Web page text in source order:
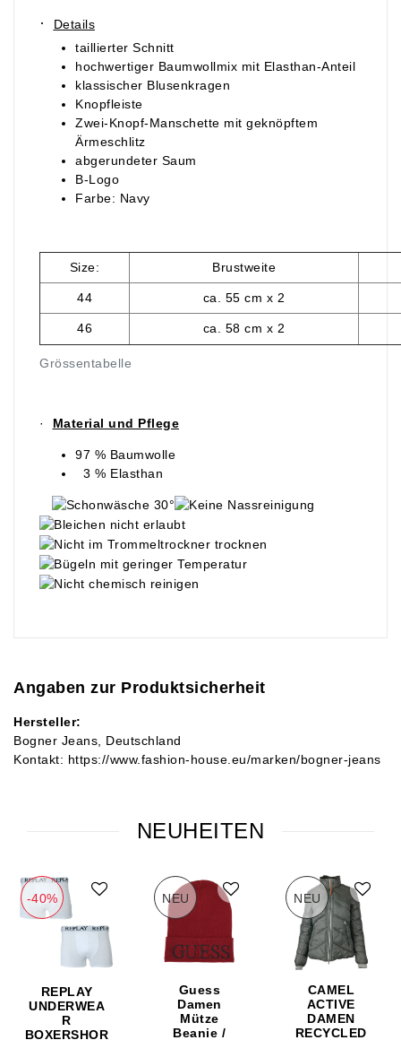
·
Details
taillierter Schnitt
hochwertiger Baumwollmix mit Elasthan-Anteil
klassischer Blusenkragen
Knopfleiste
Zwei-Knopf-Manschette mit geknöpftem
Ärmeschlitz
abgerundeter Saum
B-Logo
Farbe: Navy
Grössentabelle
Size: Brustweite
44 ca. 55 cm x 2
46 ca. 58 cm x 2
· Material und Pflege
97 % Baumwolle
3 % Elasthan
Angaben zur Produktsicherheit
Hersteller:
Bogner Jeans
Deutschland
Kontakt: https://www.fashion-house.eu/marken/bogner-jeans
NEUHEITEN
-40%
REPLAY
UNDERWEA
R
BOXERSHOR
NEU
Guess
Damen
Mütze
Beanie /
NEU
CAMEL
ACTIVE
DAMEN
RECYCLED